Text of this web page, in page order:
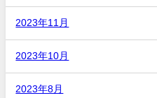
2023年11月
2023年10月
2023年8月